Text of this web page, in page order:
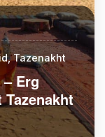
Tazenakht
Erg